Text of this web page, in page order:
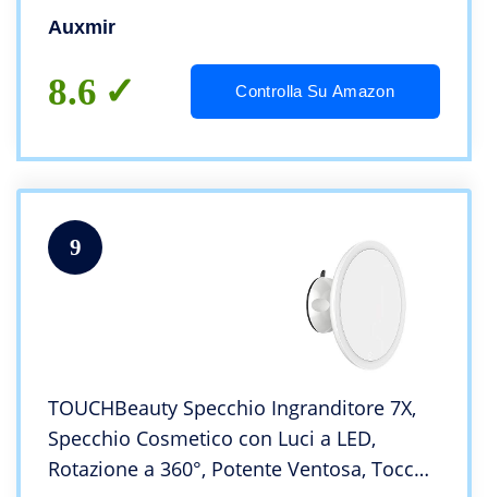
a 360 ° Specchio da Tavolo Ideale per
Auxmir
8.6 Controlla Su Amazon
9
TOUCHBeauty Specchio Ingranditore 7X,
Specchio Cosmetico con Luci a LED,
Rotazione a 360°, Potente Ventosa, Tocco